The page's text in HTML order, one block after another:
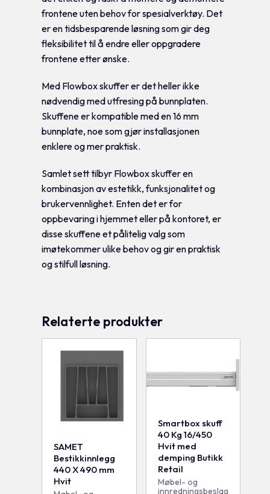
frontene uten behov for spesialverktøy. Det
er en tidsbesparende løsning som gir deg
fleksibilitet til å endre eller oppgradere
frontene etter ønske.
Med Flowbox skuffer er det heller ikke
nødvendig med utfresing på bunnplaten.
Skuffene er kompatible med en 16 mm
bunnplate, noe som gjør installasjonen
enklere og mer praktisk.
Samlet sett tilbyr Flowbox skuffer en
kombinasjon av estetikk, funksjonalitet og
brukervennlighet. Enten det er for
oppbevaring i hjemmet eller på kontoret, er
disse skuffene et pålitelig valg som
imøtekommer ulike behov og gir en praktisk
og stilfull løsning.
Relaterte produkter
SAMET
Bestikkinnlegg
440 X 490 mm
Hvit
Smartbox skuff
40 Kg 16/450
Hvit med
demping Butikk
Retail
Møbel- og
innredningsbeslag